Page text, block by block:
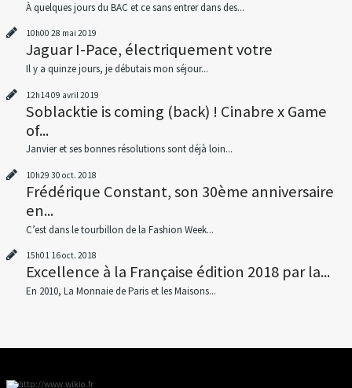
À quelques jours du BAC et ce sans entrer dans des...
10h00 28 mai 2019
Jaguar I-Pace, électriquement votre
Il y a quinze jours, je débutais mon séjour...
12h1409 avril 2019
Soblacktie is coming (back) ! Cinabre x Game
of...
Janvier et ses bonnes résolutions sont déjà loin...
10h29 30 oct. 2018
Frédérique Constant, son 30ème anniversaire
en...
C’est dans le tourbillon de la Fashion Week...
15h01 16oct. 2018
Excellence à la Française édition 2018 par la...
En 2010, La Monnaie de Paris et les Maisons...